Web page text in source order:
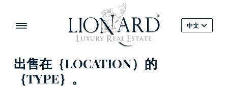
中文
出售在｛LOCATION）的
｛TYPE｝。